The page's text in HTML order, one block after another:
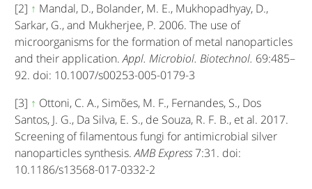
[2] ↑ Mandal, D., Bolander, M. E., Mukhopadhyay, D.,
Sarkar, G., and Mukherjee, P. 2006. The use of
microorganisms for the formation of metal nanoparticles
and their application.Appl. Microbiol. Biotechnol. 69:485–
92. doi: 10.1007/s00253-005-0179-3
[3] ↑ Ottoni, C. A., Simões, M. F., Fernandes, S., Dos
Santos, J. G., Da Silva, E. S., de Souza, R. F. B., et al. 2017.
Screening of filamentous fungi for antimicrobial silver
nanoparticles synthesis.AMB Express7:31. doi:
10.1186/s13568-017-0332-2